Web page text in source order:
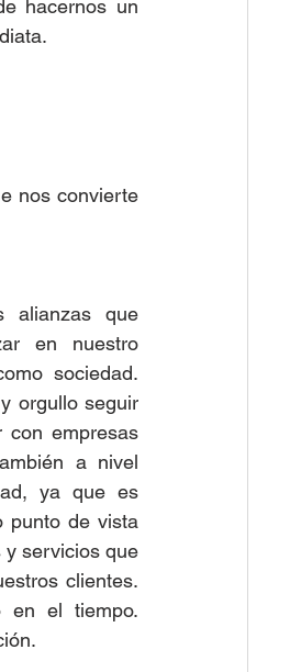
hacernos un
nos convierte
que
en nuestro
sociedad.
orgullo seguir
con empresas
a nivel
ya que es
punto de vista
y servicios que
clientes.
en el tiempo.